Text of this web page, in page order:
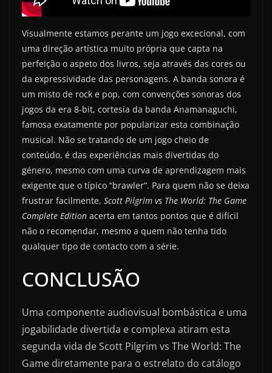
Visualmente estamos perante um jogo excecional, com
uma direção artística muito própria que capta na
perfeição o aspeto dos livros, seja através das cores ou
da expressividade das personagens. A banda sonora é
um misto de rock e pop, com convenções sonoras dos
jogos da era 8-bit, cortesia da banda Anamanaguchi,
famosa exatamente por popularizar esta combinação
musical. Não se tratando de um jogo cheio de
conteúdo, é das experiências mais divertidas do
género, mesmo com uma curva de aprendizagem mais
exigente que o típico “brawler”. Para quem não se deixa
frustrar facilmente, Scott Pilgrim vs The World: The Game
Complete Edition acerta em tantos pontos que é difícil
não o recomendar, mesmo a quem não tenha tido
qualquer tipo de contacto com a série.
CONCLUSÃO
Uma componente audiovisual bombástica e uma
jogabilidade divertida e complexa atiram esta
segunda vida de Scott Pilgrim vs The World: The
Game diretamente para o estrelato do catálogo